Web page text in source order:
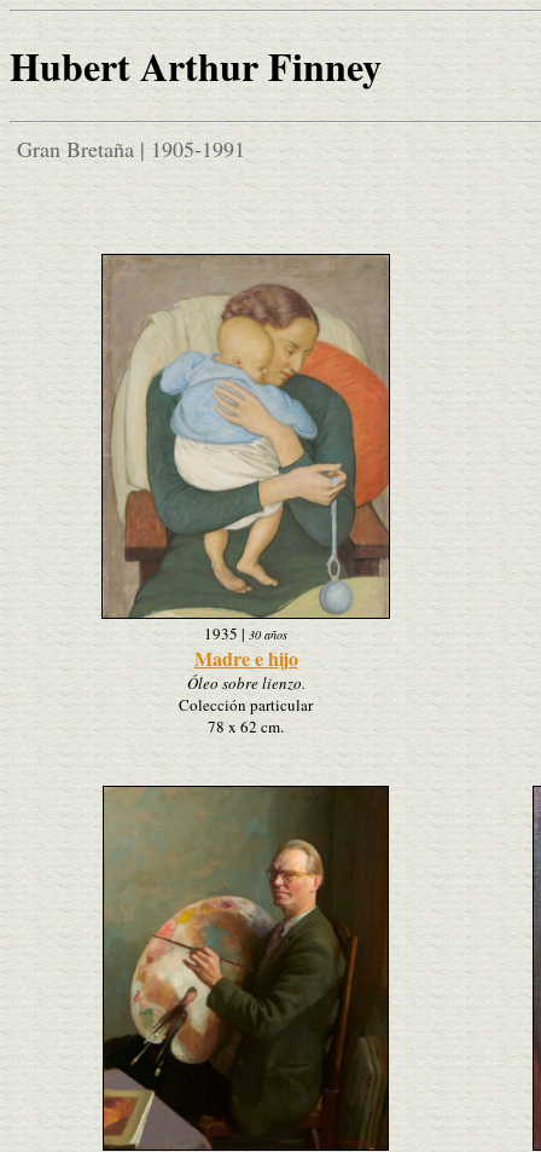
Hubert Arthur Finney
Gran Bretaña | 1905-1991
1935 |30 años
Madre e hijo
Óleo sobre lienzo.
Colección particular
78 x 62 cm.